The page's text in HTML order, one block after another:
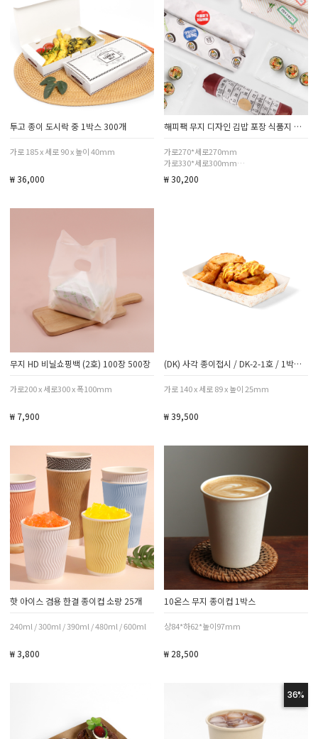
투고 종이 도시락 중 1박스 300개
가로 185 x 세로 90 x 높이 40mm
₩ 36,000
해피팩 무지 디자인 김밥 포장 식품지 코팅노루지 모음전
가로270*세로270mm
가로330*세로300mm
가로330*세로330mm
₩ 30,200
무지 HD 비닐쇼핑백 (2호) 100장 500장
가로200 x 세로300 x 폭100mm
₩ 7,900
(DK) 사각 종이접시 / DK-2-1호 / 1박스 1000개
가로 140 x 세로 89 x 높이 25mm
₩ 39,500
핫 아이스 겸용 한결 종이컵 소량 25개
240ml / 300ml / 390ml / 480ml / 600ml
₩ 3,800
10온스 무지 종이컵 1박스
상84*하62*높이97mm
₩ 28,500
36%